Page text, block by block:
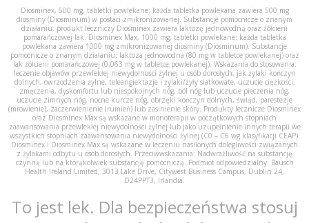
Diosminex, 500 mg, tabletki powlekane: każda tabletka powlekana zawiera 500 mg
diosminy (Diosminum) w postaci zmikronizowanej. Substancje pomocnicze o znanym
działaniu: produkt leczniczy Diosminex zawiera laktozę jednowodną oraz żółcieni
pomarańczowej lak. Diosminex Max, 1000 mg, tabletki powlekane: każda tabletka
powlekana zawiera 1000 mg zmikronizowanej diosminy (Diosminum). Substancje
pomocnicze o znanym działaniu: laktoza jednowodna (80 mg w tabletce powlekanej) oraz
lak żółcieni pomarańczowej (0,063 mg w tabletce powlekanej). Wskazania do stosowania:
leczenie objawów przewlekłej niewydolności żylnej u osób dorosłych, jak żylaki kończyn
dolnych, owrzodzenia żylne, teleangiektazje i żylaki/żyły siatkowate, uczucie ciężkości,
zmęczenia, dyskomfortu lub niespokojnych nóg, ból nóg lub uczucie pieczenia nóg,
uczucie zimnych nóg, nocne kurcze nóg, obrzęki kończyn dolnych, świąd, parestezje
(mrowienie), zaczerwienienie (rumień) lub zasinienie skóry. Produkty lecznicze Diosminex
oraz Diosminex Max są wskazane w monoterapii w początkowych stopniach
zaawansowania przewlekłej niewydolności żylnej lub jako uzupełnienie innych terapii we
wszystkich stopniach zaawansowania niewydolności żylnej (C0 – C6 wg klasyfikacji CEAP).
Diosminex i Diosminex Max są wskazane w leczeniu nasilonych dolegliwości związanych
z żylakami odbytu u osób dorosłych. Przeciwwskazania: Nadwrażliwość na substancję
czynną lub na którąkolwiek substancję pomocniczą. Podmiot odpowiedzialny: Bausch
Health Ireland Limited, 3013 Lake Drive, Citywest Business Campus, Dublin 24,
D24PPT3, Irlandia.
To jest lek. Dla bezpieczeństwa stosuj